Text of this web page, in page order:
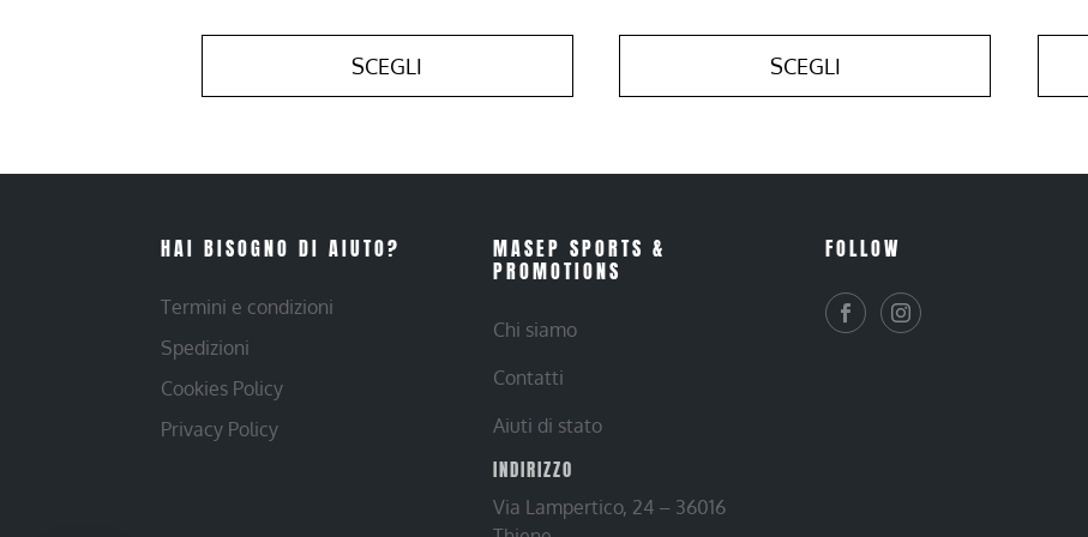
SCEGLI SCEGLI
HAI BISOGNO DI AIUTO?
Termini e condizioni
Spedizioni
Cookies Policy
Privacy Policy
MASEP SPORTS &
PROMOTIONS
Chi siamo
Contatti
Aiuti di stato
INDIRIZZO
Via Lampertico, 24 – 36016
FOLLOW